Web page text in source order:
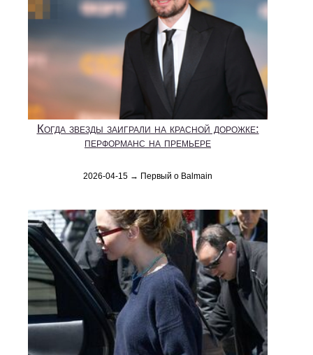
Когда звезды заиграли на красной дорожке:
перформанс на премьере
2026-04-15 → Первый о Balmain